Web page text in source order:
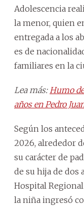
Adolescencia
la menor, quien
entregada a los
es de
familiares en la
Lea más: Humo
años en Pedro
Según los
2026, alrededor
su carácter de
de su hija de dos
Hospital
la niña ingresó